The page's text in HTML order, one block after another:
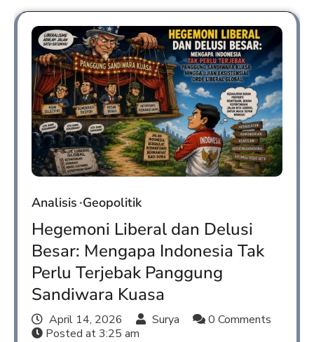
Analisis Geopolitik
Hegemoni Liberal dan Delusi
Besar: Mengapa Indonesia Tak
Perlu Terjebak Panggung
Sandiwara Kuasa
April 14, 2026 Surya
0 Comments
Posted at3:25 am